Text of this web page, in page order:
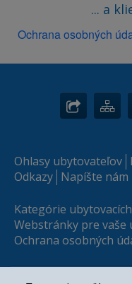
... a
Ochrana osobných
Ohlasy ubytovateľov
Odkazy Napíšte nám
Kategórie
Webstránky pre vaše
Ochrana osobných